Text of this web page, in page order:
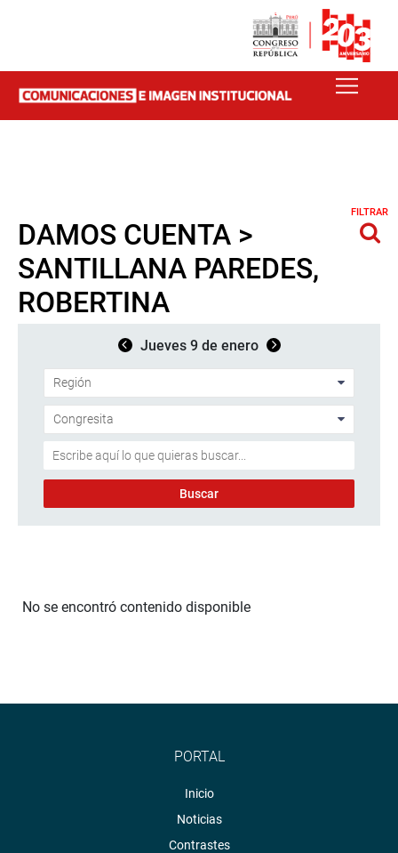
DAMOS CUENTA >
SANTILLANA PAREDES,
ROBERTINA
FILTRAR
Jueves 9 de enero
No se encontró contenido disponible
PORTAL
Inicio
Noticias
Contrastes